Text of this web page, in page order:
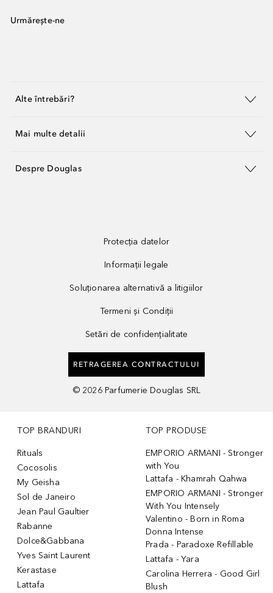
Urmărește-ne
Alte întrebări?
Mai multe detalii
Despre Douglas
Protecția datelor
Informații legale
Soluționarea alternativă a litigiilor
Termeni și Condiții
Setări de confidențialitate
RETRAGEREA CONTRACTULUI
© 2026 Parfumerie Douglas SRL
TOP BRANDURI
Rituals
Cocosolis
My Geisha
Sol de Janeiro
Jean Paul Gaultier
Rabanne
Dolce&Gabbana
Yves Saint Laurent
Kerastase
Lattafa
TOP PRODUSE
EMPORIO ARMANI - Stronger
with You
Lattafa - Khamrah Qahwa
EMPORIO ARMANI - Stronger
With You Intensely
Valentino - Born in Roma
Donna Intense
Prada - Paradoxe Refillable
Lattafa - Yara
Carolina Herrera - Good Girl
Blush